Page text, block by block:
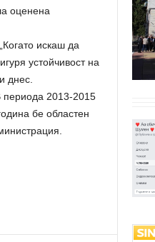
оценена
искаш да
устойчивост на
днес.
2013-2015
бе областен